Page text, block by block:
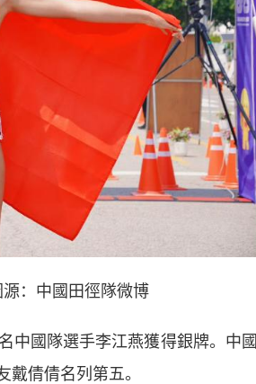
：中國田徑隊微博
國隊選手李江燕獲得銀牌。中國
倩倩名列第五。